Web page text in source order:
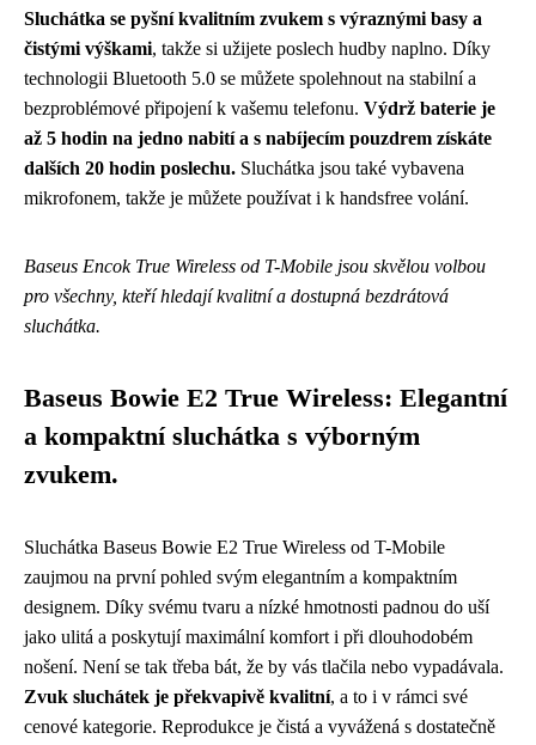
Sluchátka se pyšní kvalitním zvukem s výraznými basy a
čistými výškami, takže si užijete poslech hudby naplno. Díky
technologii Bluetooth 5.0 se můžete spolehnout na stabilní a
bezproblémové připojení k vašemu telefonu. Výdrž baterie je
až 5 hodin na jedno nabití a s nabíjecím pouzdrem získáte
dalších 20 hodin poslechu. Sluchátka jsou také vybavena
mikrofonem, takže je můžete používat i k handsfree volání.
Baseus Encok True Wireless od T-Mobile jsou skvělou volbou
pro všechny, kteří hledají kvalitní a dostupná bezdrátová
sluchátka.
Baseus Bowie E2 True Wireless: Elegantní
a kompaktní sluchátka s výborným
zvukem.
Sluchátka Baseus Bowie E2 True Wireless od T-Mobile
zaujmou na první pohled svým elegantním a kompaktním
designem. Díky svému tvaru a nízké hmotnosti padnou do uší
jako ulitá a poskytují maximální komfort i při dlouhodobém
nošení. Není se tak třeba bát, že by vás tlačila nebo vypadávala.
Zvuk sluchátek je překvapivě kvalitní, a to i v rámci své
cenové kategorie. Reprodukce je čistá a vyvážená s dostatečně